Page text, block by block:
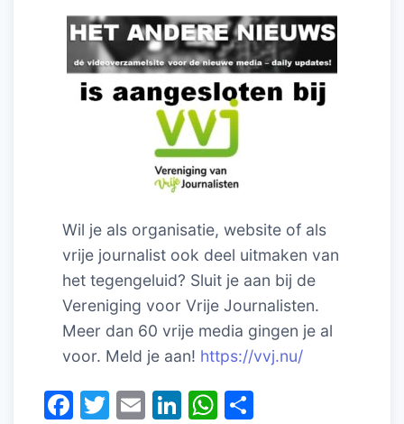
Wil je als organisatie, website of als
vrije journalist ook deel uitmaken van
het tegengeluid? Sluit je aan bij de
Vereniging voor Vrije Journalisten.
Meer dan 60 vrije media gingen je al
voor. Meld je aan! https://vvj.nu/
F
T
E
Li W